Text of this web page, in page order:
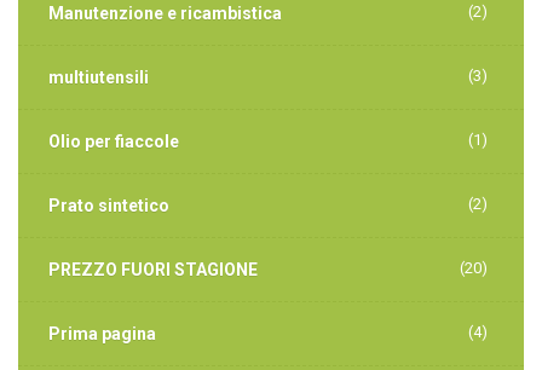
Manutenzione e ricambistica (2)
multiutensili (3)
Olio per fiaccole (1)
Prato sintetico (2)
PREZZO FUORI STAGIONE (20)
Prima pagina (4)